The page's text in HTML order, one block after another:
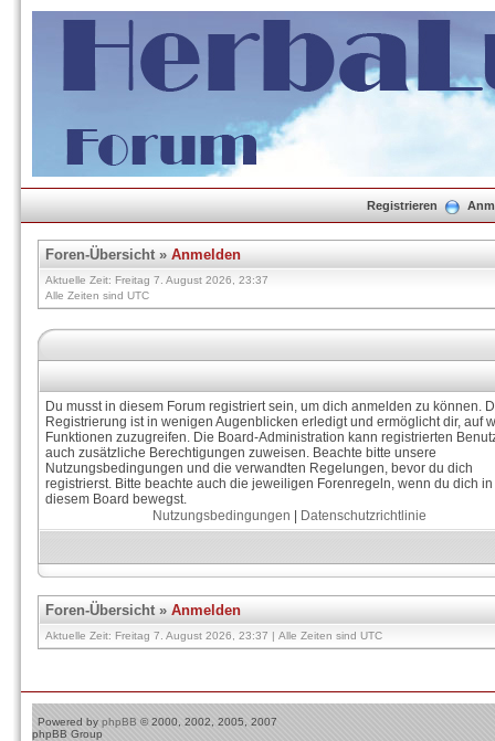
Registrieren
Foren-Übersicht» Anmelden
Aktuelle Zeit: Freitag 7. August 2026, 23:37
Alle Zeiten sind UTC
Du musst in diesem Forum registriert sein, um dich anmelden zu können.
Registrierung ist in wenigen Augenblicken erledigt und ermöglicht dir, auf
Funktionen zuzugreifen. Die Board-Administration kann registrierten
auch zusätzliche Berechtigungen zuweisen. Beachte bitte unsere
Nutzungsbedingungen und die verwandten Regelungen, bevor du dich
registrierst. Bitte beachte auch die jeweiligen Forenregeln, wenn du dich in
diesem Board bewegst.
Nutzungsbedingungen
Datenschutzrichtlinie
Foren-Übersicht» Anmelden
Aktuelle Zeit: Freitag 7. August 2026, 23:37 | Alle Zeiten sind UTC
Powered by phpBB © 2000, 2002, 2005, 2007
phpBB Group